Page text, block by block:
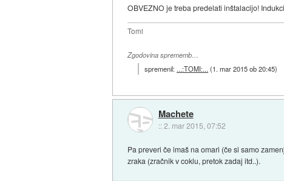
OBVEZNO je treba predelati inštalacijo!
Tomi
Zgodovina sprememb…
spremenil: ...:TOMI:... (1. mar 2015 ob 20:45)
Machete
::2. mar 2015, 07:52
Pa preveri če imaš na omari (če si samo
zraka (zračnik v coklu, pretok zadaj itd..).